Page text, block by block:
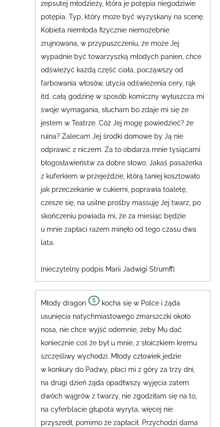
zepsutej młodzieży, która je potępia niegodziwie
potępia. Typ, który może być wyzyskany na scenę.
Kobieta niemłoda fizycznie niemożebnie
zrujnowana, w przypuszczeniu, że może Jej
wypadnie być towarzyszką młodych panien, chce
odświeżyć każdą część ciała, począwszy od
farbowania włosów, utycia odświeżenia cery, rąk
itd. całą godzinę w sposób komiczny wyłuszcza mi
swoje wymagania, słucham bo zdaje mi się że
jestem w Teatrze. Cóż Jej mogę powiedzieć? że
ruina?Zalecam Jej środki domowe by Ją nie
odprawić z niczem. Za to obdarza mnie tysiącami
błogosławieństw za dobre słowo. Jakaś pasażerka
z kuferkiem w przejeździe, którą taniej kosztowało
jak przeczekanie w cukierni, poprawia toaletę,
czesze się, na usilne prośby massuję Jej twarz , po
skończeniu powiada mi, że za miesiąc będzie
u mnie zapłaci razem minęło od tego czasu dwa
lata.
[nieczytelny podpis Marii Jadwigi Strumff]
Młody dragon 5
kocha się w Polce i żąda
usunięcia natychmiastowego zmarszczki około
nosa, nie chce wyjść odemnie, żeby Mu dać
koniecznie coś że był u mnie,z słoiczkiem kremu
szczęśliwy wychodzi. Młody człowiek jedzie
w konkury do Padwy, płaci mi z góry za trzy dni,
na drugi dzień żąda opadłwszy wyjęcia zatem
dwóch wągrów z twarzy, nie zgodziłam się na to,
na cyferblacie głupota wyryta, więcej nie
przyszedł, pomimo że zapłacił. Przychodzi dama